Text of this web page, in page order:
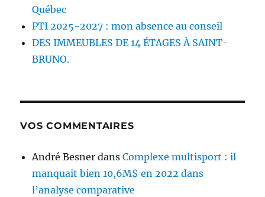
Québec
PTI 2025-2027 : mon absence au conseil
DES IMMEUBLES DE 14 ÉTAGES À SAINT-
BRUNO.
VOS COMMENTAIRES
André Besner dansComplexe multisport : il
manquait bien 10,6M$ en 2022 dans
l’analyse comparative